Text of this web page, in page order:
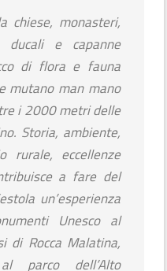
chiese, monasteri,
ducali e capanne
di flora e fauna
mutano man mano
i 2000 metri delle
Storia, ambiente,
rurale, eccellenze
a fare del
un’esperienza
Unesco al
di Rocca Malatina,
parco dell’Alto